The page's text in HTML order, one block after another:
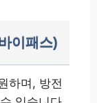
이패스)
하며, 방전